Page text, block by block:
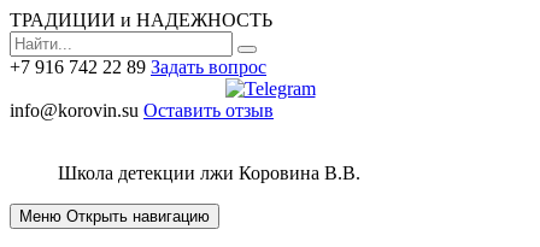
ТРАДИЦИИ и НАДЕЖНОСТЬ
+7 916 742 22 89 Задать вопрос
info@korovin.su Оставить отзыв
Школа детекции лжи Коровина В.В.
Меню Открыть навигацию